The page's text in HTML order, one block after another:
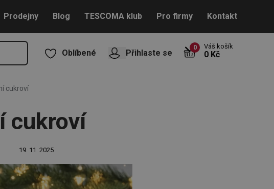
Prodejny Blog TESCOMA klub Pro firmy Kontakt
Oblíbené Přihlaste se
0 Váš košík
0 Kč
cukroví
cukroví
19. 11. 2025